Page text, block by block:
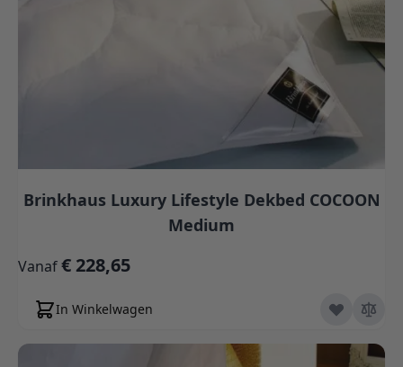
Brinkhaus Luxury Lifestyle Dekbed COCOON
Medium
Vanaf€ 228,65
In Winkelwagen